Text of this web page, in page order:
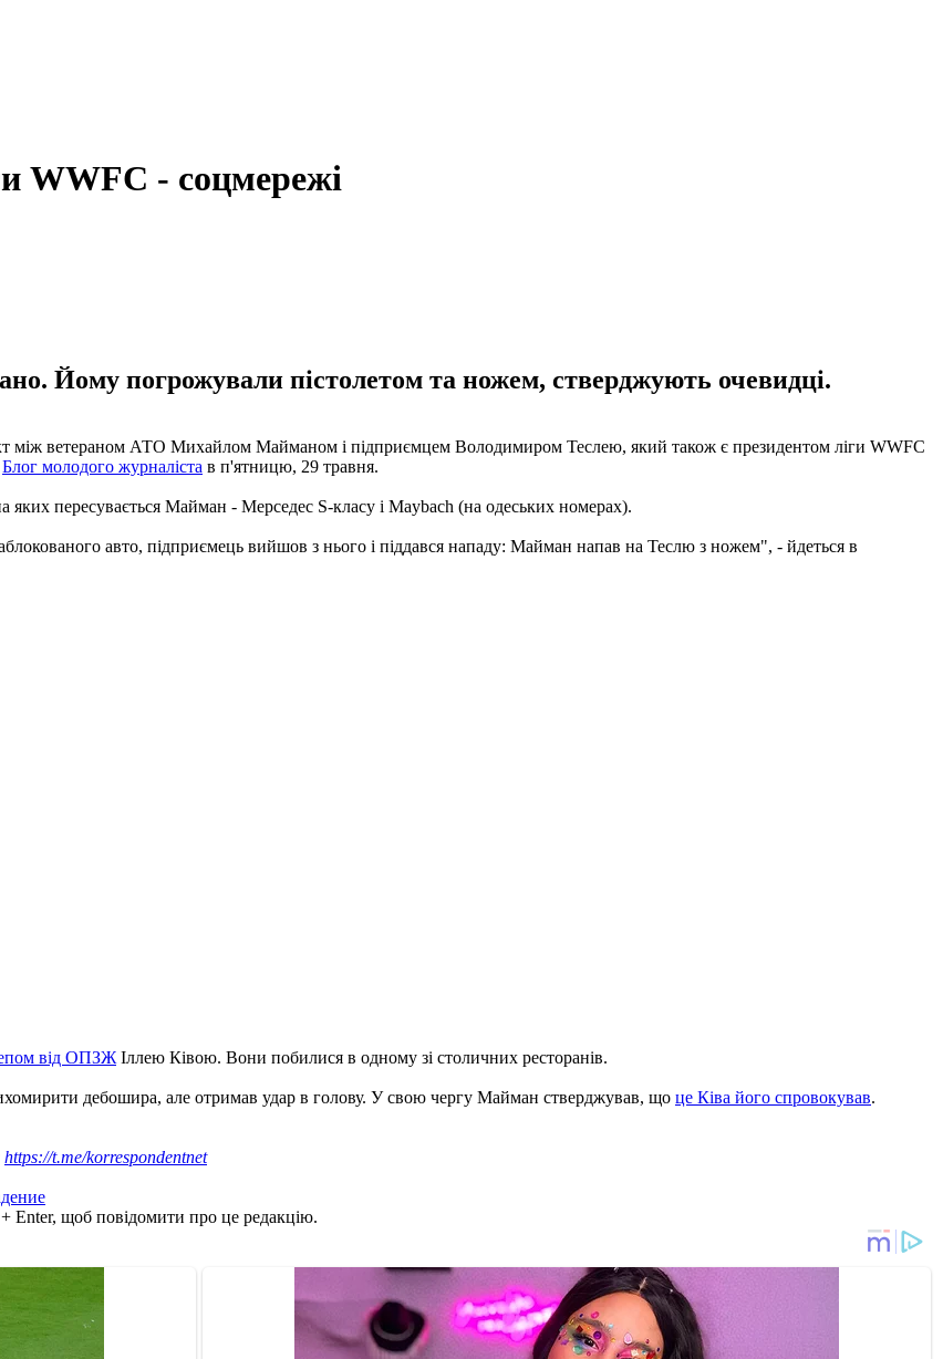
WWFC - соцмережі
Йому погрожували пістолетом та ножем, стверджують очевидці.
між ветераном АТО Михайлом Майманом і підприємцем Володимиром Теслею, який також є президентом ліги WWFC
Блог молодого журналіста в п'ятницю, 29 травня.
яких пересувається Майман - Мерседес S-класу і Maybach (на одеських номерах).
авто, підприємець вийшов з нього і піддався нападу: Майман напав на Теслю з ножем", - йдеться в
від ОПЗЖ Іллею Ківою. Вони побилися в одному зі столичних ресторанів.
дебошира, але отримав удар в голову. У свою чергу Майман стверджував, що це Ківа його спровокував.
https://t.me/korrespondentnet
Enter, щоб повідомити про це редакцію.